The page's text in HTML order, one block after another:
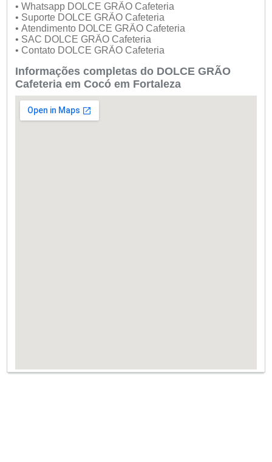
• Whatsapp DOLCE GRÃO Cafeteria
• Suporte DOLCE GRÃO Cafeteria
• Atendimento DOLCE GRÃO Cafeteria
• SAC DOLCE GRÃO Cafeteria
• Contato DOLCE GRÃO Cafeteria
Informações completas do DOLCE GRÃO
Cafeteria em Cocó em Fortaleza